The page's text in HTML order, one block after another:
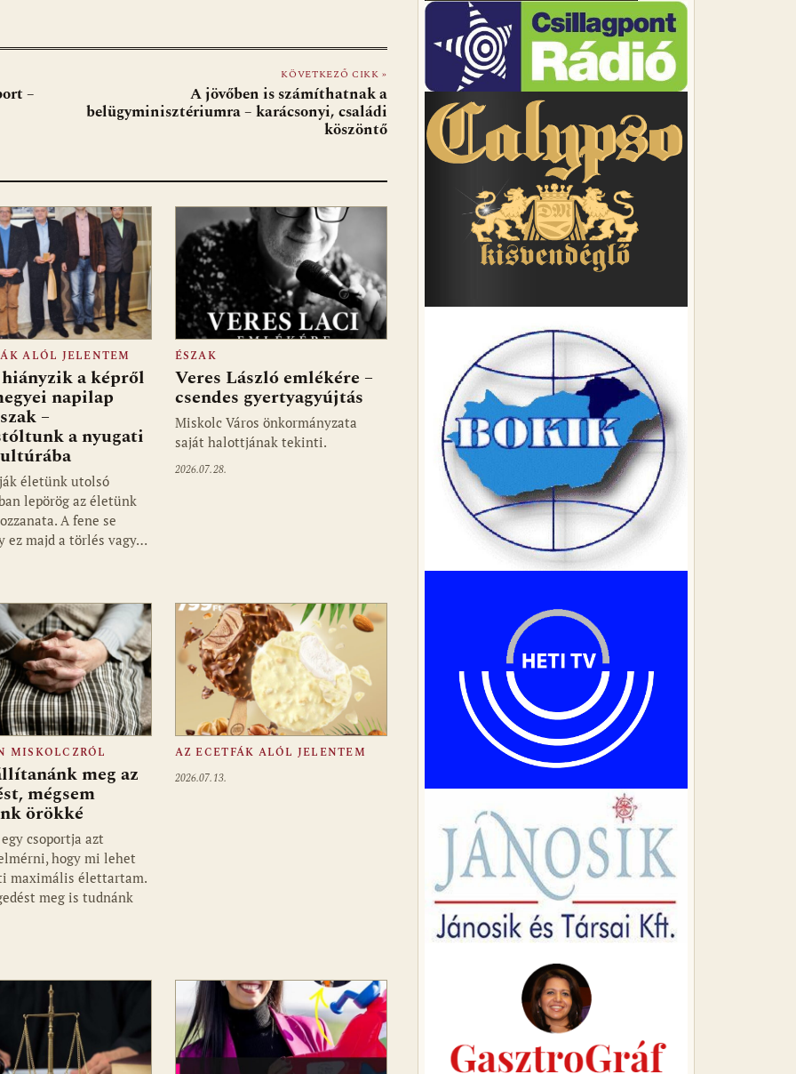
–
KÖVETKEZŐ CIKK »
A jövőben is számíthatnak a
belügyminisztériumra – karácsonyi, családi
köszöntő
ALÓL JELENTEM
a képről
napilap
–
a nyugati
életünk utolsó
lepörög az életünk
A fene se
ez majd a törlés vagy…
ÉSZAK
Veres László emlékére –
csendes gyertyagyújtás
Miskolc Város önkormányzata
saját halottjának tekinti.
2026.07.28.
MISKOLCZRÓL
meg az
mégsem
örökké
csoportja azt
hogy mi lehet
maximális élettartam.
meg is tudnánk
AZ ECETFÁK ALÓL JELENTEM
2026.07.13.